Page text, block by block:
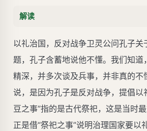
解读
以礼治国，反对战争卫灵公问孔子关
题，孔子含蓄地说他不懂。我们知道
精深，并多次谈及兵事，并非真的不
说，是因为孔子是反对战争，提倡以
豆之事”指的是古代祭祀，这是当时
正是借“祭祀之事”说明治理国家要以